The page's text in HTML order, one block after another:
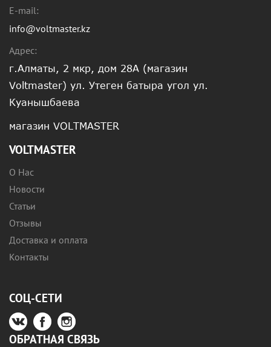
E-mail:
info@voltmaster.kz
Адрес:
г.Алматы, 2 мкр, дом 28А (магазин
Voltmaster) ул. Утеген батыра угол ул.
Куанышбаева
магазин VOLTMASTER
VOLTMASTER
О Нас
Новости
Статьи
Отзывы
Доставка и оплата
Контакты
СОЦ-СЕТИ
ОБРАТНАЯ СВЯЗЬ